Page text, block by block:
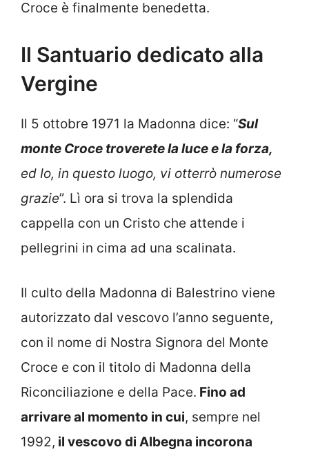
Croce è finalmente benedetta.
Il Santuario dedicato alla
Vergine
Il 5 ottobre 1971 la Madonna dice: “Sul
monte Croce troverete la luce e la forza,
ed Io, in questo luogo, vi otterrò numerose
grazie”. Lì ora si trova la splendida
cappella con un Cristo che attende i
pellegrini in cima ad una scalinata.
Il culto della Madonna di Balestrino viene
autorizzato dal vescovo l’anno seguente,
con il nome di Nostra Signora del Monte
Croce e con il titolo di Madonna della
Riconciliazione e della Pace. Fino ad
arrivare al momento in cui, sempre nel
1992, il vescovo di Albegna incorona